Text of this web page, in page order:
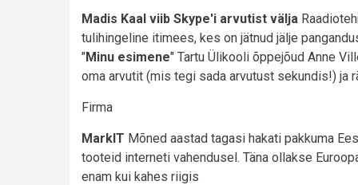
Madis Kaal viib Skype'i arvutist välja
tulihingeline itimees, kes on jätnud jälje
"Minu esimene" Tartu Ülikooli õppejõud Anne
oma arvutit (mis tegi sada arvutust sekundis!) ja
Firma
MarkIT Mõned aastad tagasi hakati pakkuma
tooteid interneti vahendusel. Täna ollakse
enam kui kahes riigis